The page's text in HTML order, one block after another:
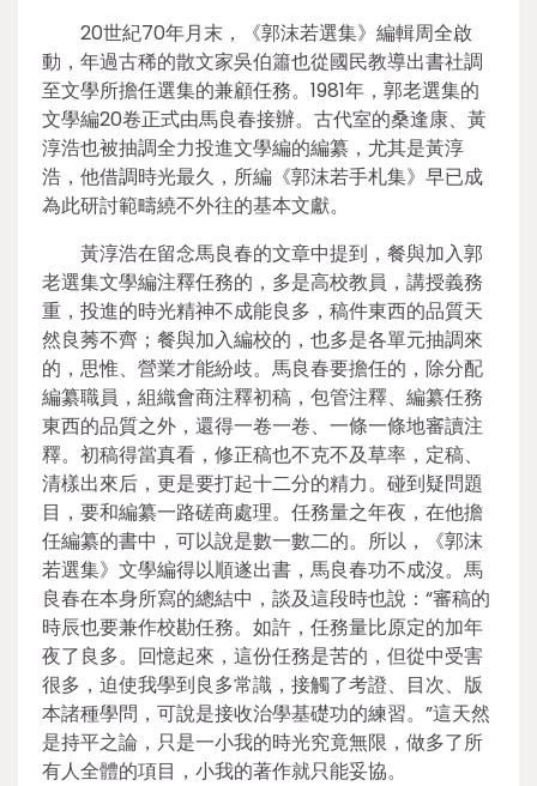
20世紀70年月末，《郭沫若選集》編輯周全啟
動，年過古稀的散文家吳伯簫也從國民教導出書社調
至文學所擔任選集的兼顧任務。1981年，郭老選集的
文學編20卷正式由馬良春接辦。古代室的桑逢康、黃
淳浩也被抽調全力投進文學編的編纂，尤其是黃淳
浩，他借調時光最久，所編《郭沫若手札集》早已成
為此研討範疇繞不外往的基本文獻。
黃淳浩在留念馬良春的文章中提到，餐與加入郭
老選集文學編注釋任務的，多是高校教員，講授義務
重，投進的時光精神不成能良多，稿件東西的品質天
然良莠不齊；餐與加入編校的，也多是各單元抽調來
的，思惟、營業才能紛歧。馬良春要擔任的，除分配
編纂職員，組織會商注釋初稿，包管注釋、編纂任務
東西的品質之外，還得一卷一卷、一條一條地審讀注
釋。初稿得當真看，修正稿也不克不及草率，定稿、
清樣出來后，更是要打起十二分的精力。碰到疑問題
目，要和編纂一路磋商處理。任務量之年夜，在他擔
任編纂的書中，可以說是數一數二的。所以，《郭沫
若選集》文學編得以順遂出書，馬良春功不成沒。馬
良春在本身所寫的總結中，談及這段時也說：“審稿的
時辰也要兼作校勘任務。如許，任務量比原定的加年
夜了良多。回憶起來，這份任務是苦的，但從中受害
很多，迫使我學到良多常識，接觸了考證、目次、版
本諸種學問，可說是接收治學基礎功的練習。”這天然
是持平之論，只是一小我的時光究竟無限，做多了所
有人全體的項目，小我的著作就只能妥協。